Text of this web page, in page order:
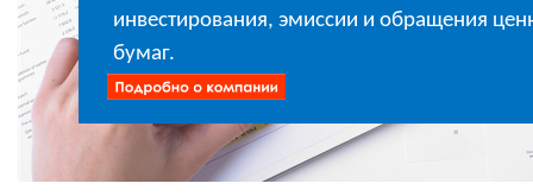
инвестирования, эмиссии и обращения
бумаг.